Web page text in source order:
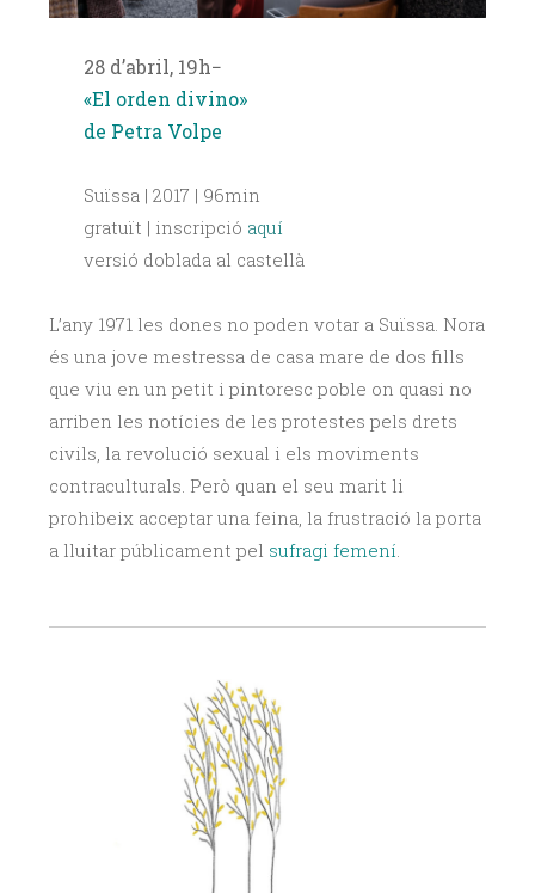
28 d’abril, 19h−
«El orden divino»
de Petra Volpe
Suïssa | 2017 | 96min
gratuït | inscripció aquí
versió doblada al castellà
L’any 1971 les dones no poden votar a Suïssa. Nora
és una jove mestressa de casa mare de dos fills
que viu en un petit i pintoresc poble on quasi no
arriben les notícies de les protestes pels drets
civils, la revolució sexual i els moviments
contraculturals. Però quan el seu marit li
prohibeix acceptar una feina, la frustració la porta
a lluitar públicament pel sufragi femení.